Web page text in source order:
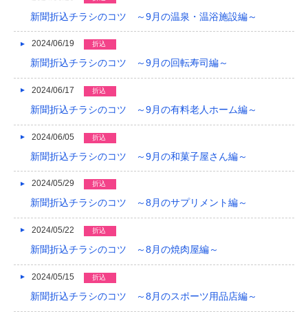
新聞折込チラシのコツ ～9月の温泉・温浴施設編～
2024/06/19 折込
新聞折込チラシのコツ ～9月の回転寿司編～
2024/06/17 折込
新聞折込チラシのコツ ～9月の有料老人ホーム編～
2024/06/05 折込
新聞折込チラシのコツ ～9月の和菓子屋さん編～
2024/05/29 折込
新聞折込チラシのコツ ～8月のサプリメント編～
2024/05/22 折込
新聞折込チラシのコツ ～8月の焼肉屋編～
2024/05/15 折込
新聞折込チラシのコツ ～8月のスポーツ用品店編～